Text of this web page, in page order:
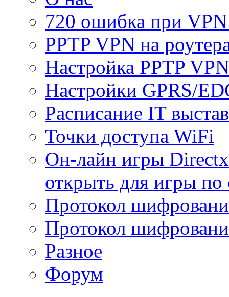
720 ошибка при
PPTP VPN на
Настройка PPTP
Настройки GPRS/
Расписание IT
Точки доступа WiFi
Он-лайн игры
открыть для игры по
Протокол
Протокол
Разное
Форум